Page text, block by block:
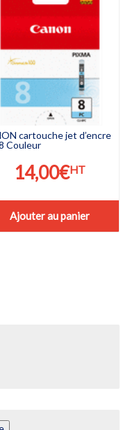
cartouche jet d’encre
Couleur
14,00€HT
Ajouter au panier